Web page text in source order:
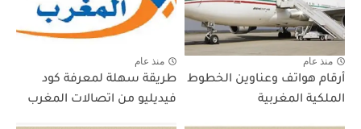
منذ عام
أرقام هواتف وعناوين الخطوط
الملكية المغربية
منذ عام
طريقة سهلة لمعرفة كود
فيديليو من اتصالات المغرب